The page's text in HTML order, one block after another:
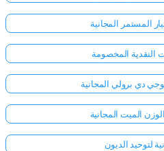
المستمر المجانية
النقدية المخصومة
دي برولي المجانية
الميت المجانية
لتوحيد الديون